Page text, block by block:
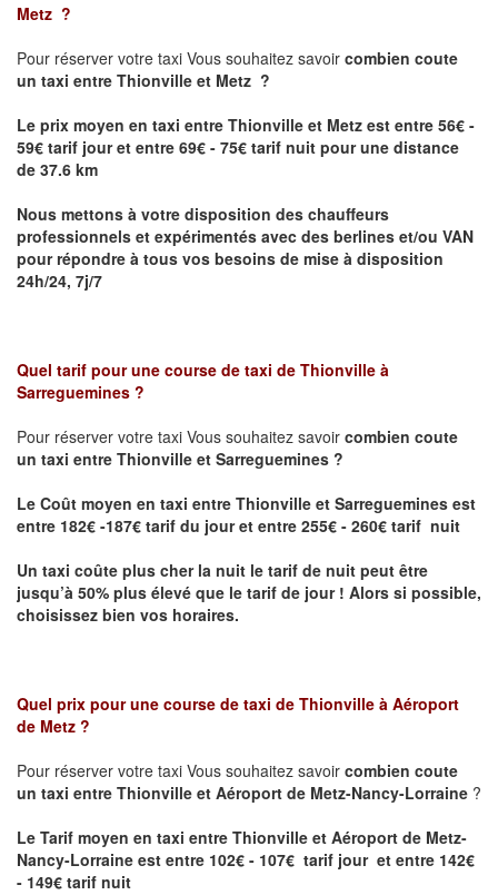
Metz ?
Pour réserver votre taxi Vous souhaitez savoir combien coute
un taxi entre Thionville et Metz ?
Le prix moyen en taxi entre Thionville et Metz est entre 56€ -
59€ tarif jour et entre 69€ - 75€ tarif nuit pour une distance
de 37.6 km
Nous mettons à votre disposition des chauffeurs
professionnels et expérimentés avec des berlines et/ou VAN
pour répondre à tous vos besoins de mise à disposition
24h/24, 7j/7
Quel tarif pour une course de taxi de Thionville à
Sarreguemines ?
Pour réserver votre taxi Vous souhaitez savoir combien coute
un taxi entre Thionville et Sarreguemines ?
Le Coût moyen en taxi entre Thionville et Sarreguemines est
entre 182€ -187€ tarif du jour et entre 255€ - 260€ tarif nuit
Un taxi coûte plus cher la nuit le tarif de nuit peut être
jusqu’à 50% plus élevé que le tarif de jour ! Alors si possible,
choisissez bien vos horaires.
Quel prix pour une course de taxi de Thionville à Aéroport
de Metz ?
Pour réserver votre taxi Vous souhaitez savoir combien coute
un taxi entre Thionville et Aéroport de Metz-Nancy-Lorraine ?
Le Tarif moyen en taxi entre Thionville et Aéroport de Metz-
Nancy-Lorraine est entre 102€ - 107€ tarif jour et entre 142€
- 149€ tarif nuit